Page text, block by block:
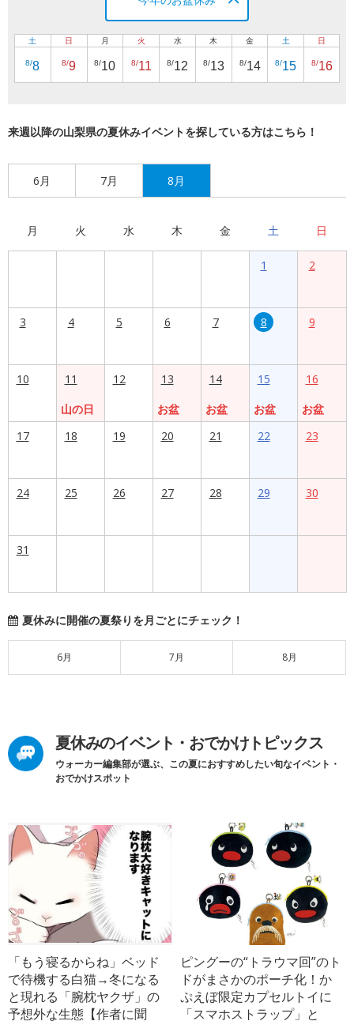
土
8/8
日
8/9
月
8/10
火
8/11
水
8/12
木
8/13
金
8/14
土
8/15
日
8/16
来週以降の山梨県の夏休みイベントを探している方はこちら！
6月 7月 8月
月 火 水 木 金 土 日
1 2
3 4 5 6 7 8 9
10
11
山の日
12
13
お盆
14
お盆
15
お盆
16
お盆
17
18 19 20 21 22 23
24 25 26 27 28 29 30
31
夏休みに開催の夏祭りを月ごとにチェック！
6月 7月 8月
夏休みのイベント・おでかけトピックス
ウォーカー編集部が選ぶ、この夏におすすめしたい旬なイベント・
おでかけスポット
「もう寝るからね」ベッド
で待機する白猫→冬になる
と現れる「腕枕ヤクザ」の
予想外な生態【作者に聞
ピングーの“トラウマ回”のト
ドがまさかのポーチ化！か
ぷえぼ限定カプセルトイに
「スマホストラップ」と